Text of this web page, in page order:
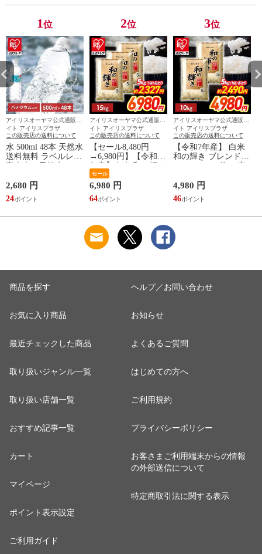
1位
アイリスオーヤマ公式通販サ
イト アイリスプラザ
この販売店の送料について
水 500ml 48本 天然水
送料無料 ラベルレス
ミネラルウォーター
アイリス 富士山 新
生活 一人暮らし 備
2,680 円
24
2位
アイリスオーヤマ公式通販サ
イト アイリスプラザ
この販売店の送料について
【セール8,480円
→6,980円】【令和7
ブレンド米 15kg 密
封新鮮パック 脱酸素
剤入り 米 お米 低温
製法米 アイリスオー
セール
6,980 円
64
3位
アイリスオーヤマ公式通販サ
イト アイリスプラザ
この販売店の送料について
【令和7年産】 白米
和の輝き ブレンド米
剤入り 米 お米 低温
製法米 アイリスオー
ヤマ [食品]
4,980 円
46
商品を探す
お気に入り商品
最近チェックした商品
取り扱いジャンル一覧
取り扱い店舗一覧
おすすめ記事一覧
カート
マイページ
ポイント表示設定
ご利用ガイド
ヘルプ／お問い合わせ
お知らせ
よくあるご質問
はじめての方へ
ご利用規約
プライバシーポリシー
お客さまご利用端末からの情報
の外部送信について
特定商取引法に関する表示